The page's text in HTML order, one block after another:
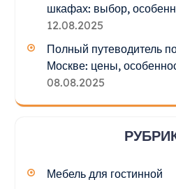
шкафах: выбор,
12.08.2025
Полный путеводитель
Москве: цены,
08.08.2025
Мебель для гостинной